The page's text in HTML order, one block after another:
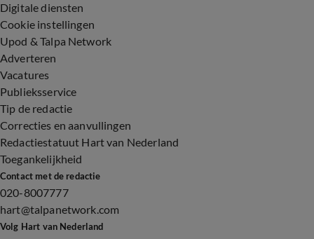
Digitale diensten
Cookie instellingen
Upod & Talpa Network
Adverteren
Vacatures
Publieksservice
Tip de redactie
Correcties en aanvullingen
Redactiestatuut Hart van Nederland
Toegankelijkheid
Contact met de redactie
020-8007777
hart@talpanetwork.com
Volg Hart van Nederland